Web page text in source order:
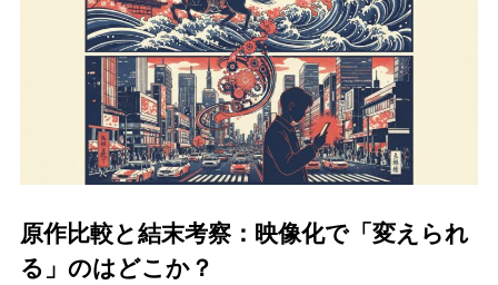
原作比較と結末考察：映像化で「変えられ
る」のはどこか？